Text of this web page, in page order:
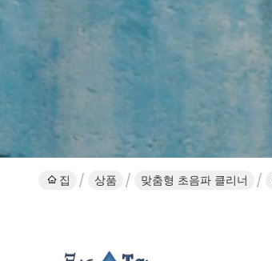
집 상품 맞춤형 초음파 클리너